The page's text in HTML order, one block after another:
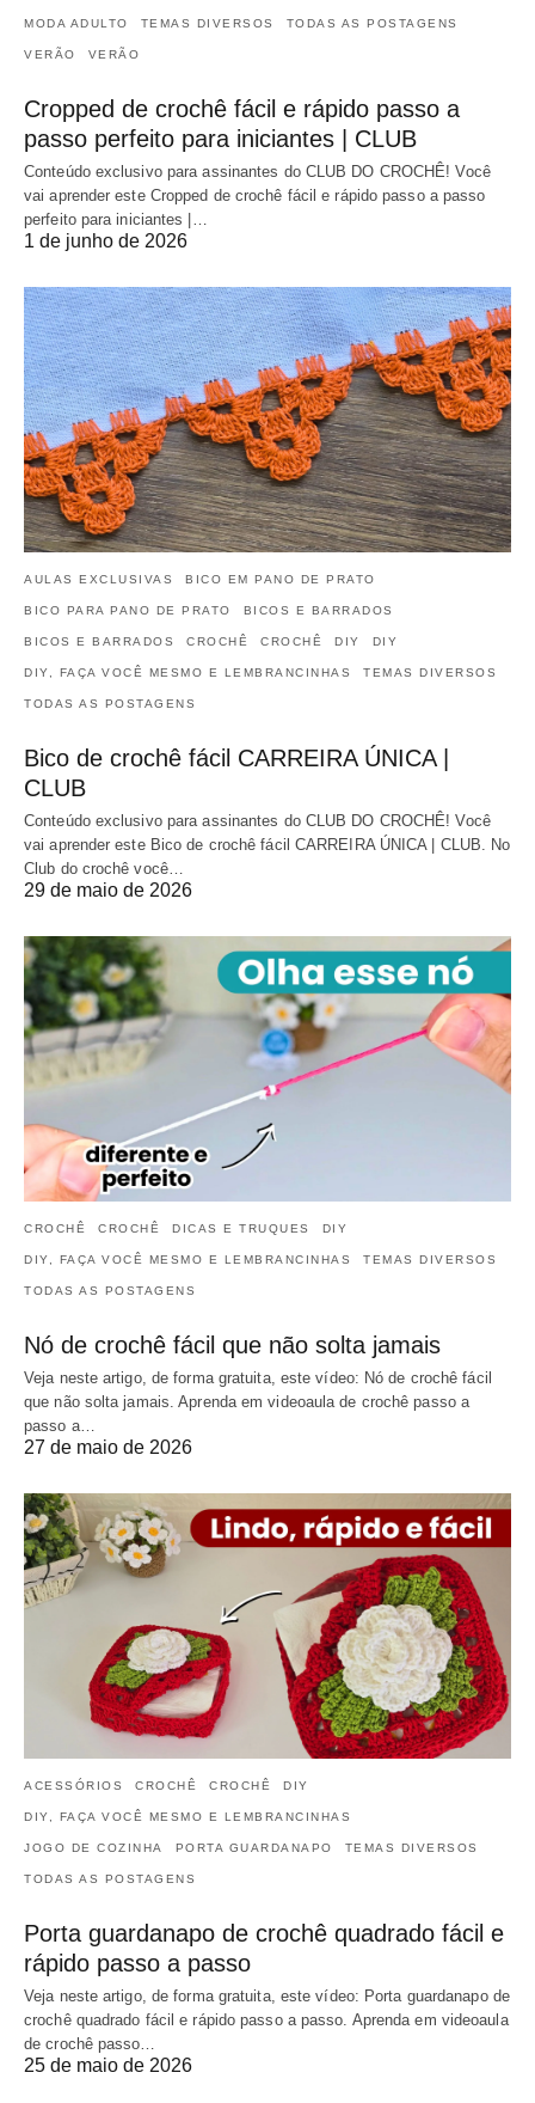
MODA ADULTO TEMAS DIVERSOS TODAS AS POSTAGENS
VERÃO VERÃO
Cropped de crochê fácil e rápido passo a
passo perfeito para iniciantes | CLUB
Conteúdo exclusivo para assinantes do CLUB DO CROCHÊ! Você
vai aprender este Cropped de crochê fácil e rápido passo a passo
perfeito para iniciantes |…
1 de junho de 2026
AULAS EXCLUSIVAS BICO EM PANO DE PRATO
BICO PARA PANO DE PRATO BICOS E BARRADOS
BICOS E BARRADOS CROCHÊ CROCHÊ DIY DIY
DIY, FAÇA VOCÊ MESMO E LEMBRANCINHAS TEMAS DIVERSOS
TODAS AS POSTAGENS
Bico de crochê fácil CARREIRA ÚNICA |
CLUB
Conteúdo exclusivo para assinantes do CLUB DO CROCHÊ! Você
vai aprender este Bico de crochê fácil CARREIRA ÚNICA | CLUB. No
Club do crochê você…
29 de maio de 2026
CROCHÊ CROCHÊ DICAS E TRUQUES DIY
DIY, FAÇA VOCÊ MESMO E LEMBRANCINHAS TEMAS DIVERSOS
TODAS AS POSTAGENS
Nó de crochê fácil que não solta jamais
Veja neste artigo, de forma gratuita, este vídeo: Nó de crochê fácil
que não solta jamais. Aprenda em videoaula de crochê passo a
passo a…
27 de maio de 2026
ACESSÓRIOS CROCHÊ CROCHÊ DIY
DIY, FAÇA VOCÊ MESMO E LEMBRANCINHAS
JOGO DE COZINHA PORTA GUARDANAPO TEMAS DIVERSOS
TODAS AS POSTAGENS
Porta guardanapo de crochê quadrado fácil e
rápido passo a passo
Veja neste artigo, de forma gratuita, este vídeo: Porta guardanapo de
crochê quadrado fácil e rápido passo a passo. Aprenda em videoaula
de crochê passo…
25 de maio de 2026